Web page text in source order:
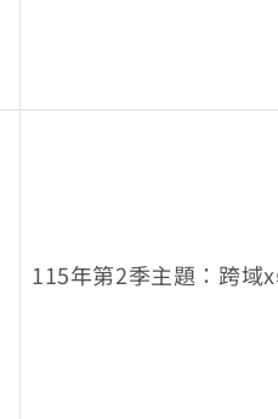
115年第2季主題：跨域